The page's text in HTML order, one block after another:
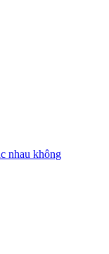
nhau không